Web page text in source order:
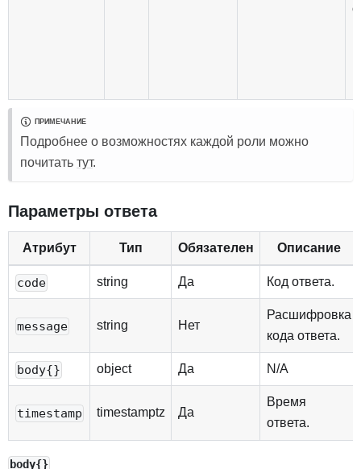
ПРИМЕЧАНИЕ
Подробнее о возможностях каждой роли можно
почитать тут.
Параметры ответа
Атрибут Тип Обязателен Описание
code string Да Код ответа.
message string Нет
Расшифровка
кода ответа.
body{} object Да N/A
timestamp timestamptz Да
Время
ответа.
body{}